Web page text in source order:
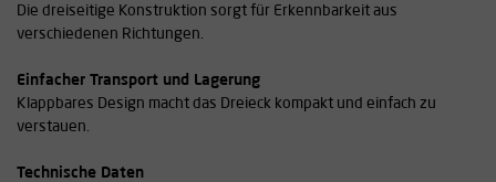
Die dreiseitige Konstruktion sorgt für Erkennbarkeit aus
verschiedenen Richtungen.
Einfacher Transport und Lagerung
Klappbares Design macht das Dreieck kompakt und einfach zu
verstauen.
Technische Daten